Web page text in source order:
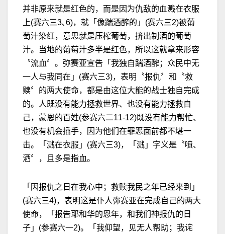
并非原来就是红色的，而是因为仇敌的血溅在衣服
上(赛六三3､6)，就「像踹酒醡的」(赛六三2)被葡
萄汁染红，意思就是压榨葡萄，挤出制酒的葡萄
汁。当地的葡萄汁多半是红色，所以这就拿来形容
〝流血〞。弥赛亚宣告「我独自踹酒醡；众民中无
一人与我同在」(赛六三3)，表明〝报仇〞和〝救
赎〞的两大使命，都是由这位大能的战士独自完成
的。人既没有能力拯救世界、也没有能力拯救自
己，蒙恩的百姓(参赛六二11-12)既没有能力帮忙、
也没有机会插手，因为他们在罪恶面前都不堪一
击。「溅在衣服」(赛六三3)，「溅」字义是〝喷、
洒〞，且多是指血。
「因报仇之日在我心中；救赎我民之年已经来到」
(赛六三4)，表明这是仆人弥赛亚在完成自己的两大
使命，「报告耶和华的恩年，和我们神报仇的日
子」(参赛六一2)。「我仰望，见无人帮助；我诧